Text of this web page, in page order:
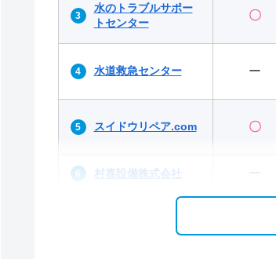
水のトラブルサポー
トセンター
〇
水道救急センター ー
スイドウリペア.com 〇
村喜設備株式会社